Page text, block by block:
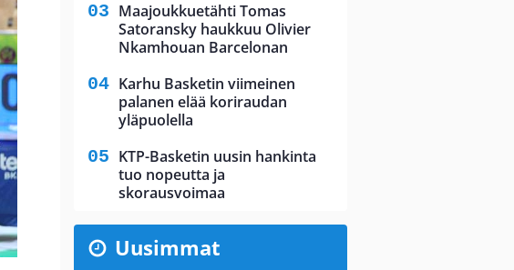
Maajoukkuetähti Tomas
Satoransky haukkuu Olivier
Nkamhouan Barcelonan
Karhu Basketin viimeinen
palanen elää koriraudan
yläpuolella
KTP-Basketin uusin hankinta
tuo nopeutta ja
skorausvoimaa
Uusimmat